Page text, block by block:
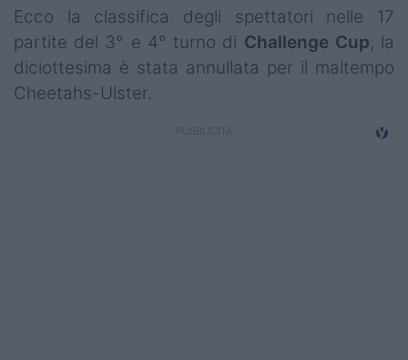
Ecco la classifica degli spettatori nelle 17
partite del 3° e 4° turno di Challenge Cup, la
diciottesima è stata annullata per il maltempo
Cheetahs-Ulster.